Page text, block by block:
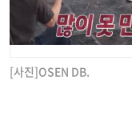
[사진]OSEN DB.